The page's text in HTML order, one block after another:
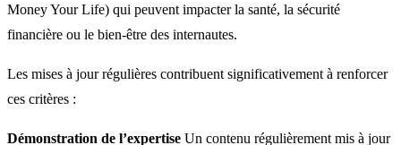
Money Your Life) qui peuvent impacter la santé, la sécurité
financière ou le bien-être des internautes.
Les mises à jour régulières contribuent significativement à renforcer
ces critères :
Démonstration de l’expertise Un contenu régulièrement mis à jour